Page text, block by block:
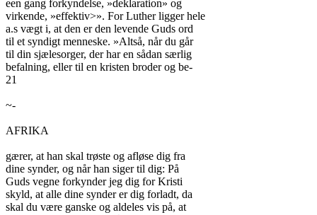
een gang forkyndelse, »deklaration» og
virkende, »effektiv>». For Luther ligger hele
a.s vægt i, at den er den levende Guds ord
til et syndigt menneske. »Altså, når du går
til din sjælesorger, der har en sådan særlig
befalning, eller til en kristen broder og be-
21
~-
AFRIKA
gærer, at han skal trøste og afløse dig fra
dine synder, og når han siger til dig: På
Guds vegne forkynder jeg dig for Kristi
skyld, at alle dine synder er dig forladt, da
skal du være ganske og aldeles vis på, at